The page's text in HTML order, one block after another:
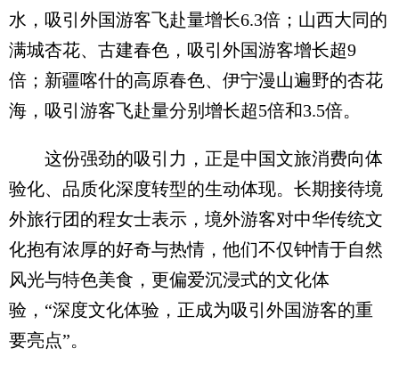
水，吸引外国游客飞赴量增长6.3倍；山西大同的
满城杏花、古建春色，吸引外国游客增长超9
倍；新疆喀什的高原春色、伊宁漫山遍野的杏花
海，吸引游客飞赴量分别增长超5倍和3.5倍。
这份强劲的吸引力，正是中国文旅消费向体
验化、品质化深度转型的生动体现。长期接待境
外旅行团的程女士表示，境外游客对中华传统文
化抱有浓厚的好奇与热情，他们不仅钟情于自然
风光与特色美食，更偏爱沉浸式的文化体
验，“深度文化体验，正成为吸引外国游客的重
要亮点”。